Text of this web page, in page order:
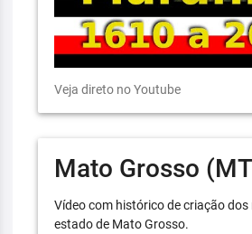
Veja direto no Youtube
Mato Grosso
Vídeo com histórico de criação
estado de Mato Grosso.